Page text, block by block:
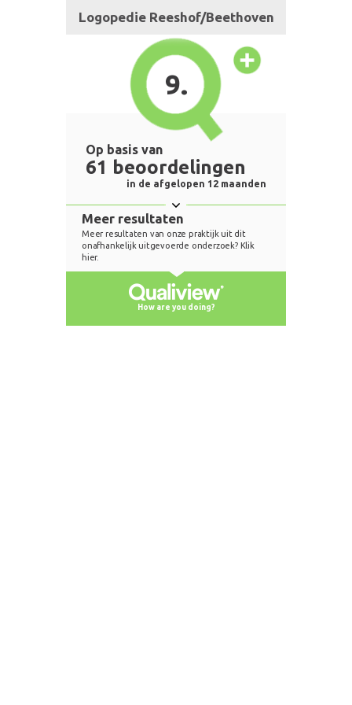
Logopedie Reeshof/Beethoven
9.
Op basis van
61 beoordelingen
in de afgelopen 12 maanden
Meer resultaten
Meer resultaten van onze praktijk uit dit
onafhankelijk uitgevoerde onderzoek? Klik
hier.
How are you doing?